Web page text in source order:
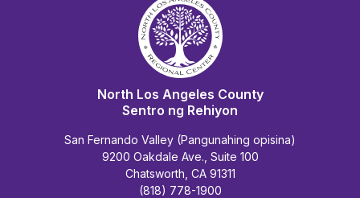
North Los Angeles County
Sentro ng Rehiyon
San Fernando Valley (Pangunahing opisina)
9200 Oakdale Ave., Suite 100
Chatsworth, CA 91311
(818) 778-1900